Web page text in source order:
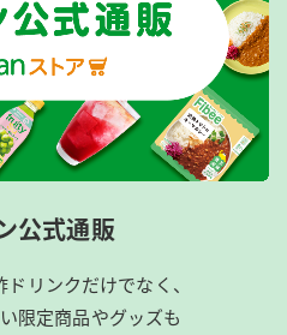
公式通販
リンクだけでなく、
限定商品やグッズも